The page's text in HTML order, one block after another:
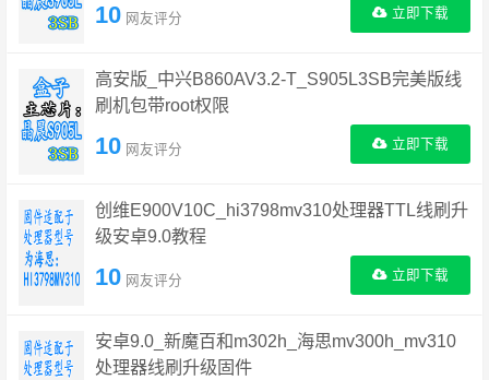
10 网友评分 立即下载
高安版_中兴B860AV3.2-T_S905L3SB完美版线
刷机包带root权限
10 网友评分 立即下载
创维E900V10C_hi3798mv310处理器TTL线刷升
级安卓9.0教程
10 网友评分 立即下载
安卓9.0_新魔百和m302h_海思mv300h_mv310
处理器线刷升级固件